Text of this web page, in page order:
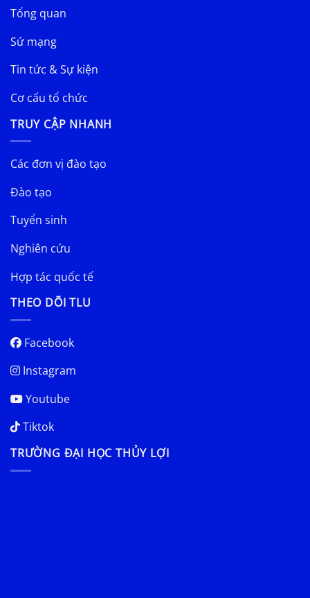
Tổng quan
Sứ mạng
Tin tức & Sự kiện
Cơ cấu tổ chức
TRUY CẬP NHANH
Các đơn vị đào tạo
Đào tạo
Tuyển sinh
Nghiên cứu
Hợp tác quốc tế
THEO DÕI TLU
Facebook
Instagram
Youtube
Tiktok
TRƯỜNG ĐẠI HỌC THỦY LỢI